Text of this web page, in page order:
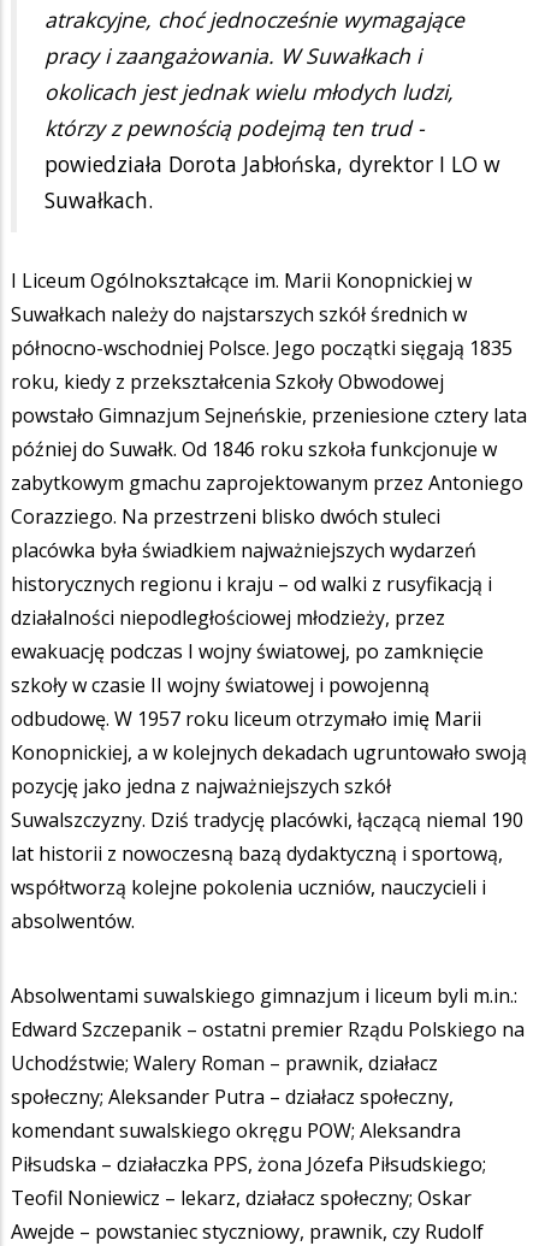
atrakcyjne, choć jednocześnie wymagające
pracy i zaangażowania. W Suwałkach i
okolicach jest jednak wielu młodych ludzi,
którzy z pewnością podejmą ten trud -
powiedziała Dorota Jabłońska, dyrektor I LO w
Suwałkach.
I Liceum Ogólnokształcące im. Marii Konopnickiej w
Suwałkach należy do najstarszych szkół średnich w
północno-wschodniej Polsce. Jego początki sięgają 1835
roku, kiedy z przekształcenia Szkoły Obwodowej
powstało Gimnazjum Sejneńskie, przeniesione cztery lata
później do Suwałk. Od 1846 roku szkoła funkcjonuje w
zabytkowym gmachu zaprojektowanym przez Antoniego
Corazziego. Na przestrzeni blisko dwóch stuleci
placówka była świadkiem najważniejszych wydarzeń
historycznych regionu i kraju – od walki z rusyfikacją i
działalności niepodległościowej młodzieży, przez
ewakuację podczas I wojny światowej, po zamknięcie
szkoły w czasie II wojny światowej i powojenną
odbudowę. W 1957 roku liceum otrzymało imię Marii
Konopnickiej, a w kolejnych dekadach ugruntowało swoją
pozycję jako jedna z najważniejszych szkół
Suwalszczyzny. Dziś tradycję placówki, łączącą niemal 190
lat historii z nowoczesną bazą dydaktyczną i sportową,
współtworzą kolejne pokolenia uczniów, nauczycieli i
absolwentów.
Absolwentami suwalskiego gimnazjum i liceum byli m.in.:
Edward Szczepanik – ostatni premier Rządu Polskiego na
Uchodźstwie; Walery Roman – prawnik, działacz
społeczny; Aleksander Putra – działacz społeczny,
komendant suwalskiego okręgu POW; Aleksandra
Piłsudska – działaczka PPS, żona Józefa Piłsudskiego;
Teofil Noniewicz – lekarz, działacz społeczny; Oskar
Awejde – powstaniec styczniowy, prawnik, czy Rudolf